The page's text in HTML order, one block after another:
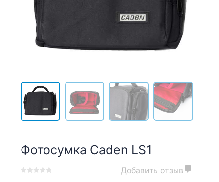
Фотосумка Caden LS1
Добавить отзыв